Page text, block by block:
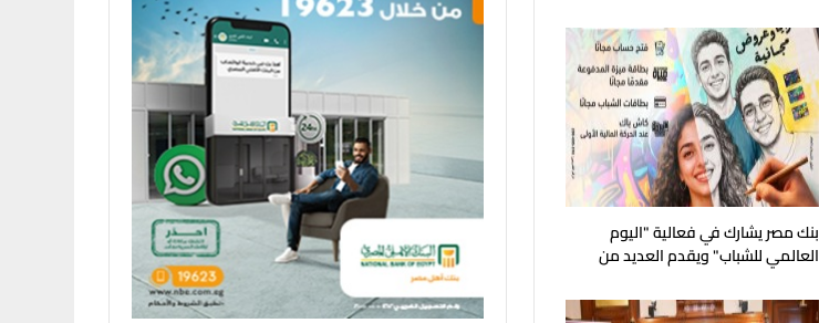
بنك مصر يشارك في فعالية "اليوم
العالمي للشباب" ويقدم العديد من
العروض المجانية